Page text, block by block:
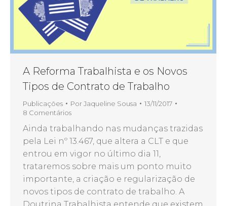
A Reforma Trabalhista e os Novos
Tipos de Contrato de Trabalho
Publicações PorJaqueline Sousa
13/11/2017
8 Comentários
Ainda trabalhando nas mudanças trazidas
pela Lei nº 13.467, que altera a CLT e que
entrou em vigor no último dia 11,
trataremos sobre mais um ponto muito
importante, a criação e regularização de
novos tipos de contrato de trabalho. A
Doutrina Trabalhista entende que existem